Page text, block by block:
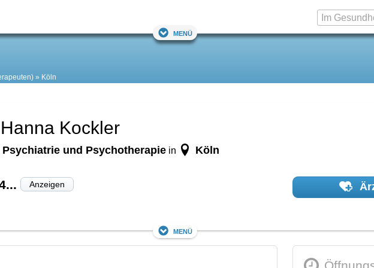
Menü
Köln
Kockler
und Psychotherapie in Köln
Anzeigen
Menü